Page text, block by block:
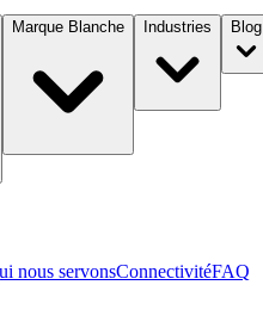
Marque Blanche Industries Blog
nous servonsConnectivitéFAQ